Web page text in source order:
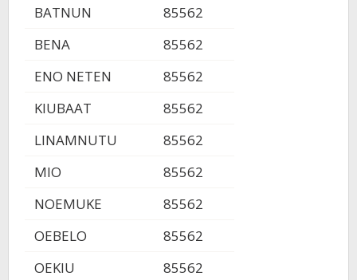
BATNUN
85562
BENA
85562
ENO NETEN
85562
KIUBAAT
85562
LINAMNUTU
85562
MIO
85562
NOEMUKE
85562
OEBELO
85562
OEKIU
85562